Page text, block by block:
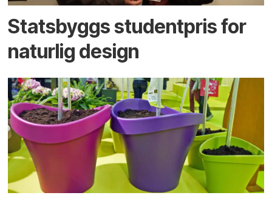
Statsbyggs studentpris for
naturlig design